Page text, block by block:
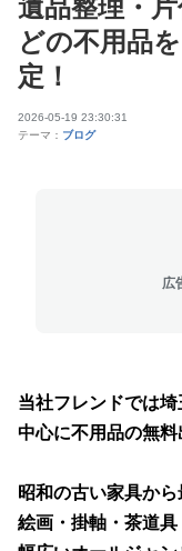
遺品整理・
どの不用品
定！
2026-05-19 23:30:31
テーマ： ブログ
広
当社フレンドでは
中心に不用品の無料
昭和の古い家具か
絵画・掛軸・茶道